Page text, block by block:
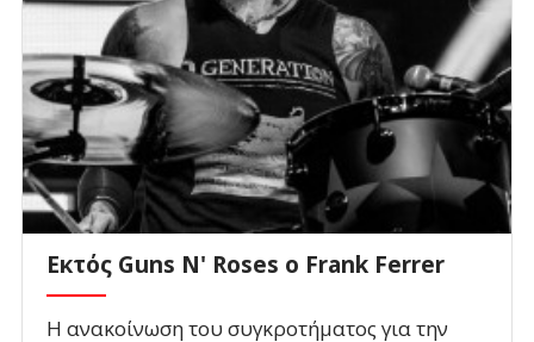
Εκτός Guns N' Roses ο Frank Ferrer
Η ανακοίνωση του συγκροτήματος για την